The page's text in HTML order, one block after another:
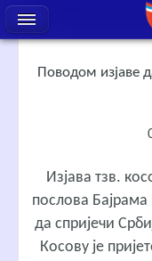
Поводом изјаве
Изјава тзв.
послова
да спријечи
Косову је